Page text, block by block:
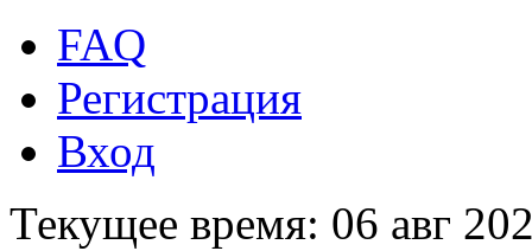
FAQ
Регистрация
Вход
Текущее время: 06 авг